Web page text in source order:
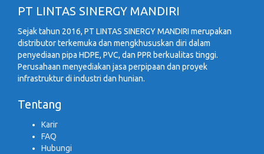
PT LINTAS SINERGY MANDIRI
Sejak tahun 2016, PT LINTAS SINERGY MANDIRI merupakan
distributor terkemuka dan mengkhususkan diri dalam
penyediaan pipa HDPE, PVC, dan PPR berkualitas tinggi.
Perusahaan menyediakan jasa perpipaan dan proyek
infrastruktur di industri dan hunian.
Tentang
Karir
FAQ
Hubungi